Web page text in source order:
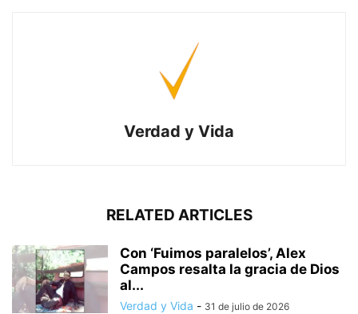
Verdad y Vida
RELATED ARTICLES
Con ‘Fuimos paralelos’, Alex
Campos resalta la gracia de Dios
al...
Verdad y Vida - 31 de julio de 2026